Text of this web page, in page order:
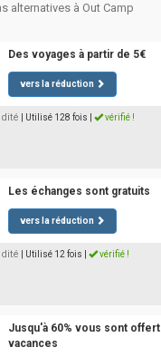
alternatives à Out Camp
Des voyages à partir de 5€
vers la réduction
| Utilisé 128 fois vérifié !
Les échanges sont gratuits
vers la réduction
| Utilisé 12 fois vérifié !
Jusqu'à 60% vous sont
vacances